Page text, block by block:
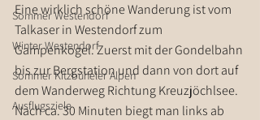
Sommer Westendorf
Winter Westendorf
Sommer Kitzbüheler Alpen
Ausflugsziele
Eine wirklich schöne Wanderung ist vom
Talkaser in Westendorf zum
Gampenkogel. Zuerst mit der Gondelbahn
bis zur Bergstation und dann von dort auf
dem Wanderweg Richtung Kreuzjöchlsee.
Nach ca. 30 Minuten biegt man links ab